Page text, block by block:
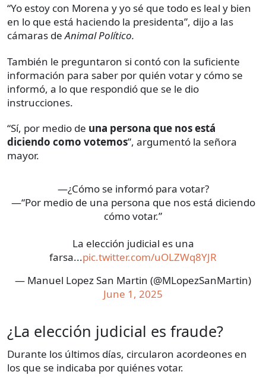
“Yo estoy con Morena y yo sé que todo es leal y bien
en lo que está haciendo la presidenta”, dijo a las
cámaras deAnimal Político.
También le preguntaron si contó con la suficiente
información para saber por quién votar y cómo se
informó, a lo que respondió que se le dio
instrucciones.
“Sí, por medio de una persona que nos está
diciendo como votemos”, argumentó la señora
mayor.
—¿Cómo se informó para votar?
—“Por medio de una persona que nos está diciendo
cómo votar.”
La elección judicial es una
farsa...pic.twitter.com/uOLZWq8YJR
— Manuel Lopez San Martin (@MLopezSanMartin)
June 1, 2025
¿La elección judicial es fraude?
Durante los últimos días, circularon acordeones en
los que se indicaba por quiénes votar.